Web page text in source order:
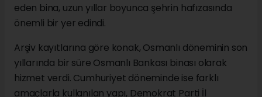
eden bina, uzun yıllar boyunca şehrin hafızasında
önemli bir yer edindi.
Arşiv kayıtlarına göre konak, Osmanlı döneminin son
yıllarında bir süre Osmanlı Bankası binası olarak
hizmet verdi. Cumhuriyet döneminde ise farklı
amaçlarla kullanılan yapı, Demokrat Parti İl